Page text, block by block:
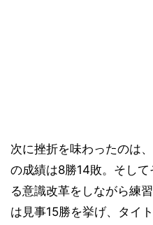
次に挫折を味わったのは
の成績は8勝14敗。そし
る意識改革をしながら練
は見事15勝を挙げ、タイ